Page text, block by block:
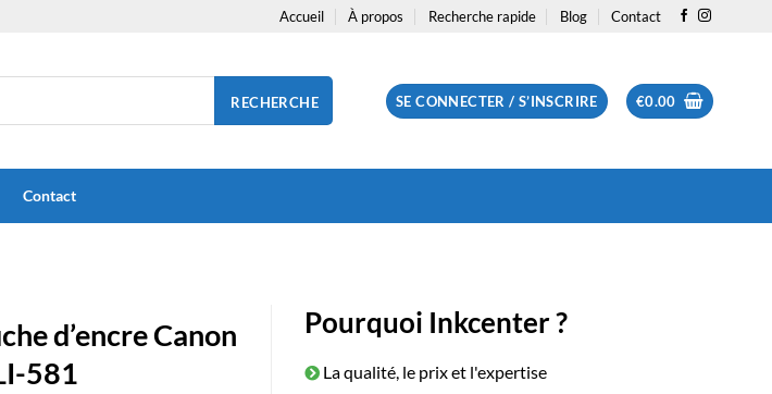
Accueil À propos Recherche rapide Blog Contact
RECHERCHE SE CONNECTER / S’INSCRIRE €0.00
Contact
d’encre Canon
581
Pourquoi Inkcenter ?
La qualité, le prix et l'expertise